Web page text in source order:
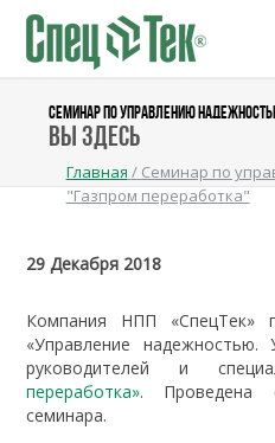
СЕМИНАР ПО УПРАВЛЕНИЮ
Вы здесь
Главная / Семинар по
"Газпром переработка"
29 Декабря 2018
Компания НПП «СпецТек»
«Управление надежностью.
руководителей и
переработка». Проведена
семинара.